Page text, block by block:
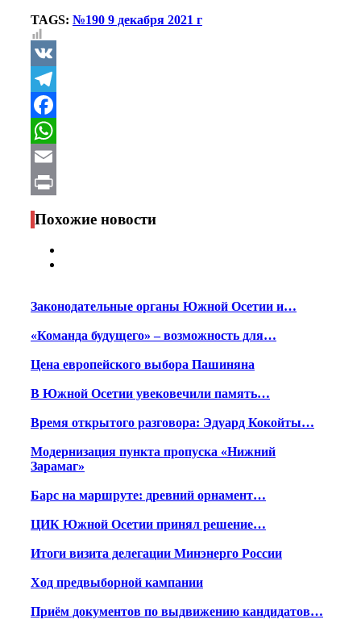
TAGS: №190 9 декабря 2021 г
VK
Telegram
Facebook
WhatsApp
Email
Print
Похожие новости
Законодательные органы Южной Осетии и…
«Команда будущего» – возможность для…
Цена европейского выбора Пашиняна
В Южной Осетии увековечили память…
Время открытого разговора: Эдуард Кокойты…
Модернизация пункта пропуска «Нижний
Зарамаг»
Барс на маршруте: древний орнамент…
ЦИК Южной Осетии принял решение…
Итоги визита делегации Минэнерго России
Ход предвыборной кампании
Приём документов по выдвижению кандидатов…